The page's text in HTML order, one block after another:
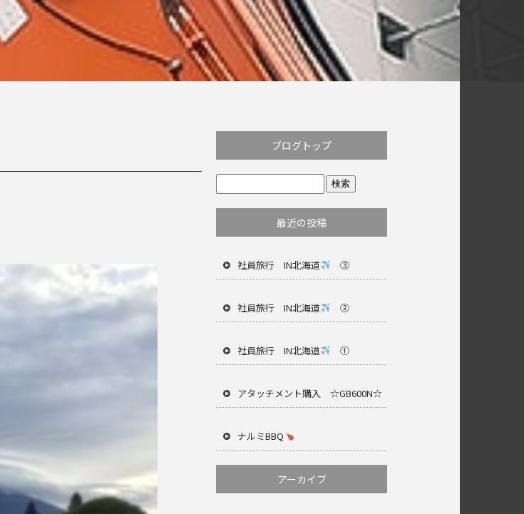
ブログトップ
最近の投稿
社員旅行 IN北海道 ③
社員旅行 IN北海道 ②
社員旅行 IN北海道 ①
アタッチメント購入 ☆GB600N☆
ナルミBBQ
アーカイブ